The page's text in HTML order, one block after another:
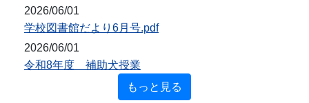
2026/06/01
学校図書館だより6月号.pdf
2026/06/01
令和8年度 補助犬授業
もっと見る